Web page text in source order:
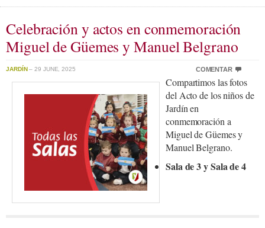
Celebración y actos en conmemoración
Miguel de Güemes y Manuel Belgrano
JARDÍN– 29 JUNE, 2025 COMENTAR
Compartimos las fotos
del Acto de los niños de
Jardín en
conmemoración a
Miguel de Güemes y
Manuel Belgrano.
Sala de 3 y Sala de 4